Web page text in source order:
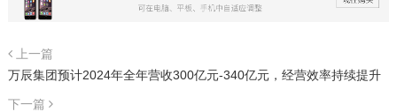
上一篇
万辰集团预计2024年全年营收300亿元-340亿元，经营效率持续提升
下一篇